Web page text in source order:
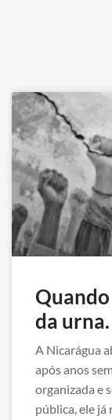
da urna.
A Nicarágua
após anos
organizada e
pública, ele